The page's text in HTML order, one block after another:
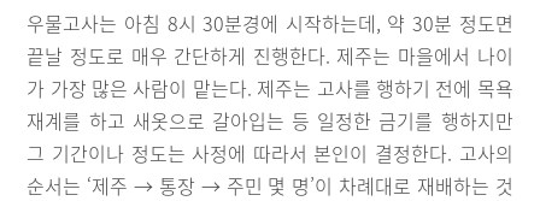
우물고사는 아침 8시 30분경에 시작하는데, 약 30분 정도면
끝날 정도로 매우 간단하게 진행한다. 제주는 마을에서 나이
가 가장 많은 사람이 맡는다. 제주는 고사를 행하기 전에 목욕
재계를 하고 새옷으로 갈아입는 등 일정한 금기를 행하지만
그 기간이나 정도는 사정에 따라서 본인이 결정한다. 고사의
순서는 ‘제주 → 통장 → 주민 몇 명’이 차례대로 재배하는 것